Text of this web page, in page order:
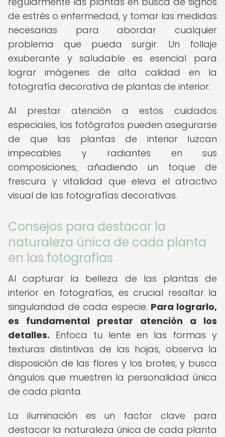
de estrés o enfermedad, y tomar las medidas
necesarias para abordar cualquier
problema que pueda surgir. Un follaje
exuberante y saludable es esencial para
lograr imágenes de alta calidad en la
fotografía decorativa de plantas de interior.
Al prestar atención a estos cuidados
especiales, los fotógrafos pueden asegurarse
de que las plantas de interior luzcan
impecables y radiantes en sus
composiciones, añadiendo un toque de
frescura y vitalidad que eleva el atractivo
visual de las fotografías decorativas.
Consejos para destacar la
naturaleza única de cada planta
en las fotografías
Al capturar la belleza de las plantas de
interior en fotografías, es crucial resaltar la
singularidad de cada especie. Para lograrlo,
es fundamental prestar atención a los
detalles. Enfoca tu lente en las formas y
texturas distintivas de las hojas, observa la
disposición de las flores y los brotes, y busca
ángulos que muestren la personalidad única
de cada planta.
La iluminación es un factor clave para
destacar la naturaleza única de cada planta